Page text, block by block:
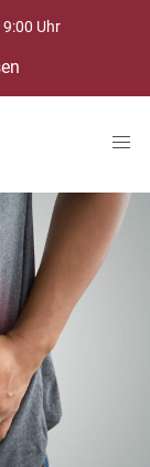
Uhr